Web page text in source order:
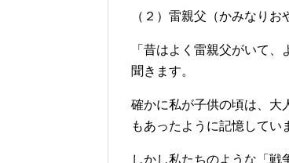
（２）雷親父（かみなりお
「昔はよく雷親父がいて
聞きます。
確かに私が子供の頃は、大
もあったように記憶してい
しかし私たちのような「戦